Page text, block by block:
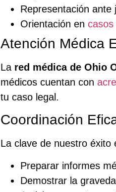
Representación ante
Orientación en casos
Atención Médica
La red médica de Ohio
médicos cuentan con
tu caso legal.
Coordinación
La clave de nuestro éxito
Preparar informes
Demostrar la